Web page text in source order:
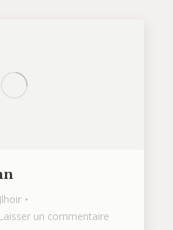
Jlhoir
Laisser un commentaire